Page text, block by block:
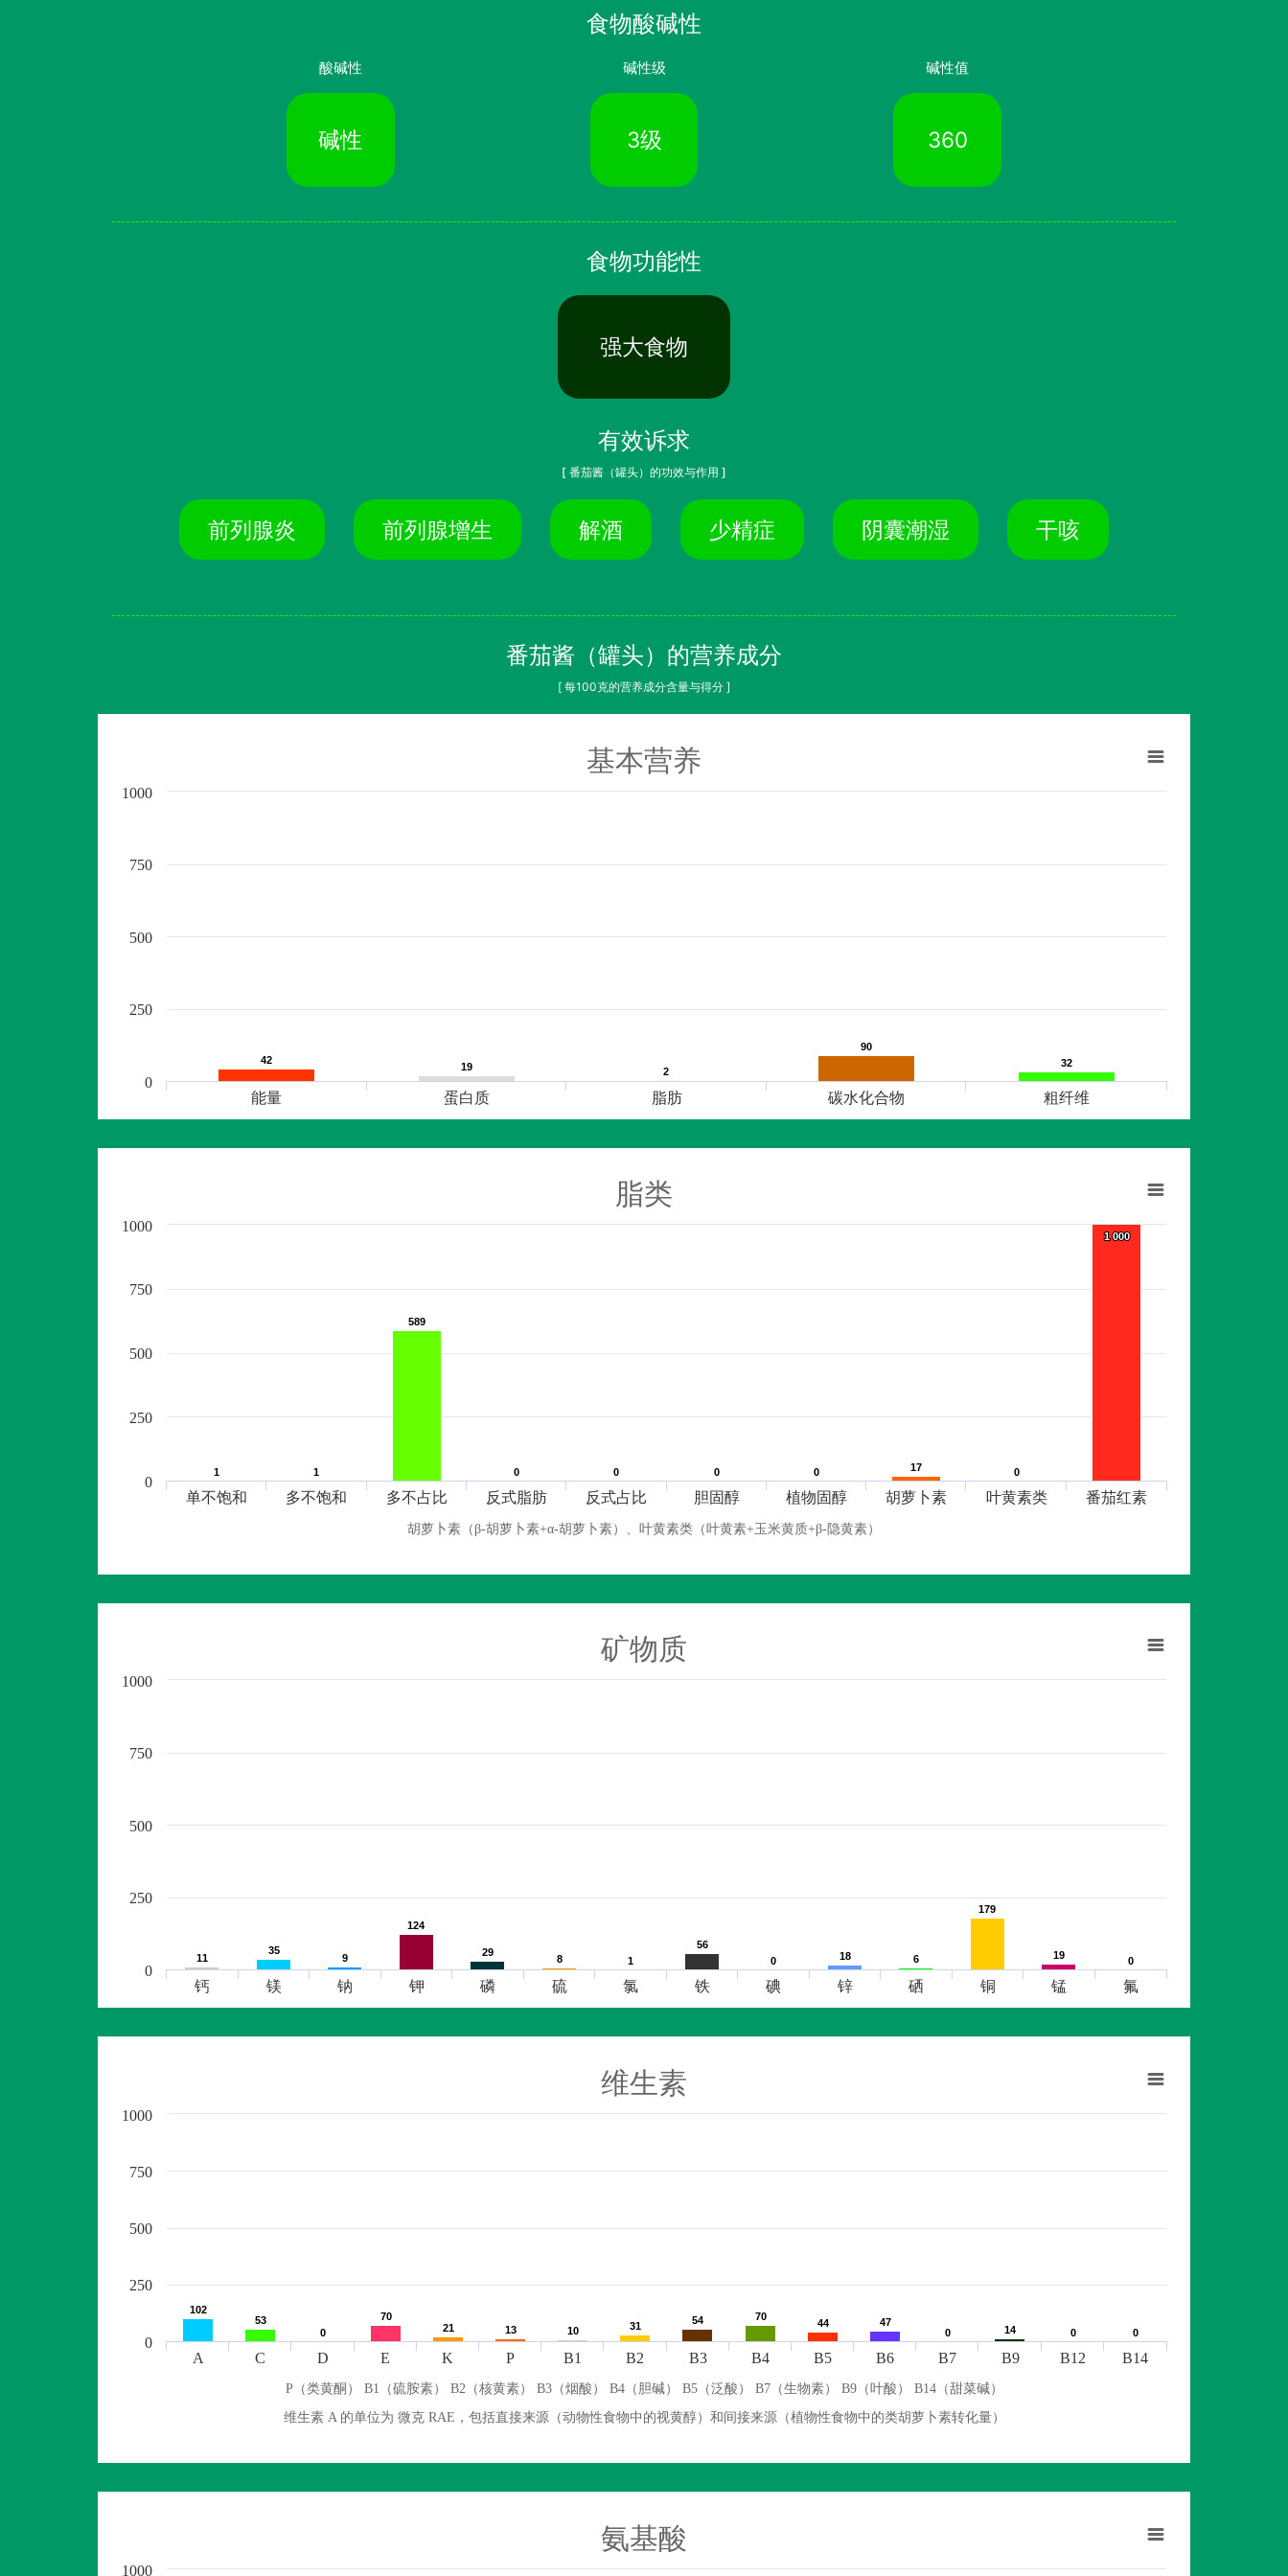
食物酸碱性
酸碱性 碱性级 碱性值
碱性 3级 360
食物功能性
强大食物
有效诉求
[ 番茄酱（罐头）的功效与作用 ]
前列腺炎 前列腺增生 解酒 少精症 阴囊潮湿 干咳
番茄酱（罐头）的营养成分
[ 每100克的营养成分含量与得分 ]
基本营养
42
42
19
19 2
2
90
90
32
32
能量 蛋白质 脂肪 碳水化合物 粗纤维
0
250
500
750
1000
脂类
胡萝卜素（β-胡萝卜素+α-胡萝卜素）、叶黄素类（叶黄素+玉米黄质+β-隐黄素）
1
1 1
1
589
589
0
0 0
0 0
0 0
0 17
17 0
0
1 000
1 000
单不饱和 多不饱和 多不占比 反式脂肪 反式占比 胆固醇 植物固醇 胡萝卜素 叶黄素类 番茄红素
0
250
500
750
1000
矿物质
11
11
35
35
9
9
124
124
29
29
8
8 1
1
56
56
0
0 18
18 6
6
179
179
19
19 0
0
钙 镁 钠 钾 磷 硫 氯 铁 碘 锌 硒 铜 锰 氟
0
250
500
750
1000
维生素
102
102
53
53
0
0
70
70
21
21 13
13 10
10 31
31 54
54 70
70
44
44 47
47
0
0 14
14 0
0 0
0
A C D E K P B1 B2 B3 B4 B5 B6 B7 B9 B12 B14
0
250
500
750
1000
P（类黄酮） B1（硫胺素） B2（核黄素） B3（烟酸） B4（胆碱） B5（泛酸） B7（生物素） B9（叶酸） B14（甜菜碱）
维生素 A 的单位为 微克 RAE，包括直接来源（动物性食物中的视黄醇）和间接来源（植物性食物中的类胡萝卜素转化量）
氨基酸
1000